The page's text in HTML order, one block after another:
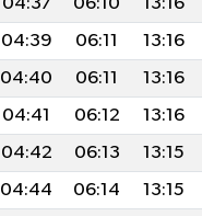
04:39 06:11 13:16
04:40 06:11 13:16
04:41 06:12 13:16
04:42 06:13 13:15
04:44 06:14 13:15